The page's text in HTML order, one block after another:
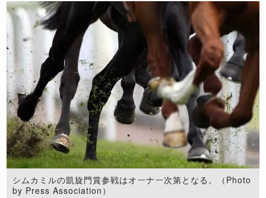
シムカミルの凱旋門賞参戦はオーナー次第となる。（Photo
by Press Association）